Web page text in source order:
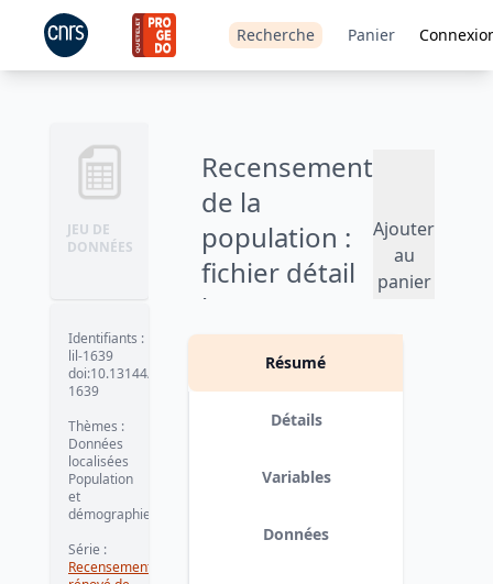
Recherche Panier
JEU DE
DONNÉES
Recensement
de la
population :
fichier détail
logements -
2020
Ajouter
au
panier
Identifiants :
lil-1639
doi:10.13144/lil-
1639
Thèmes :
Données
localisées
Population
et
démographie
Série :
Recensement
Résumé
Détails
Variables
Données